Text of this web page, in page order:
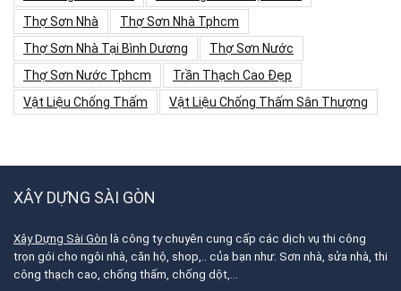
Thợ Sơn Nhà
Thợ Sơn Nhà Tphcm
Thợ Sơn Nhà Tại Bình Dương
Thợ Sơn Nước
Thợ Sơn Nước Tphcm
Trần Thạch Cao Đẹp
Vật Liệu Chống Thấm
Vật Liệu Chống Thấm Sân Thượng
XÂY DỰNG SÀI GÒN
Xây Dựng Sài Gòn là công ty chuyên cung cấp các dịch vụ thi công
trọn gói cho ngôi nhà, căn hộ, shop,.. của bạn như: Sơn nhà, sửa nhà, thi
công thạch cao, chống thấm, chống dột,…